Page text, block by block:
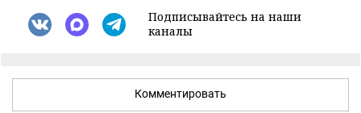
Подписывайтесь на наши
каналы
Комментировать